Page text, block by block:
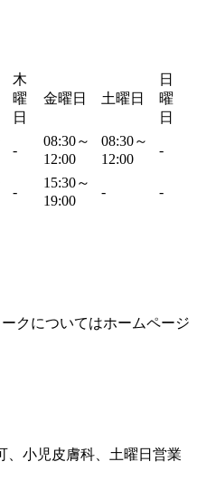
木
曜
日
金曜日 土曜日
日
曜
日
-
08:30～
12:00
08:30～
12:00
-
-
15:30～
19:00
- -
クについてはホームページ
、小児皮膚科、土曜日営業